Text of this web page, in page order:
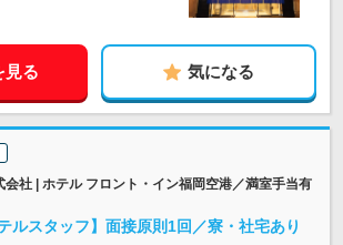
見る 気になる
会社 | ホテル フロント・イン福岡空港／満室手当有
ルスタッフ】面接原則1回／寮・社宅あり